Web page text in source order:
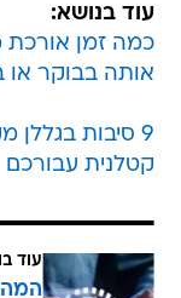
עוד בנושא:
כמה זמן
אותה בבוקר או
9 סיבות
קטלנית עבורכם
עוד